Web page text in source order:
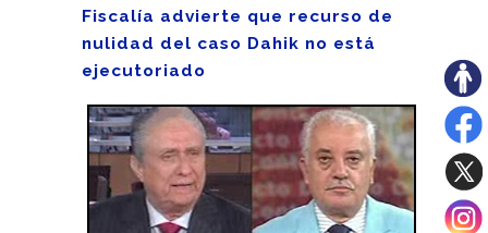
Fiscalía advierte que recurso de
nulidad del caso Dahik no está
ejecutoriado